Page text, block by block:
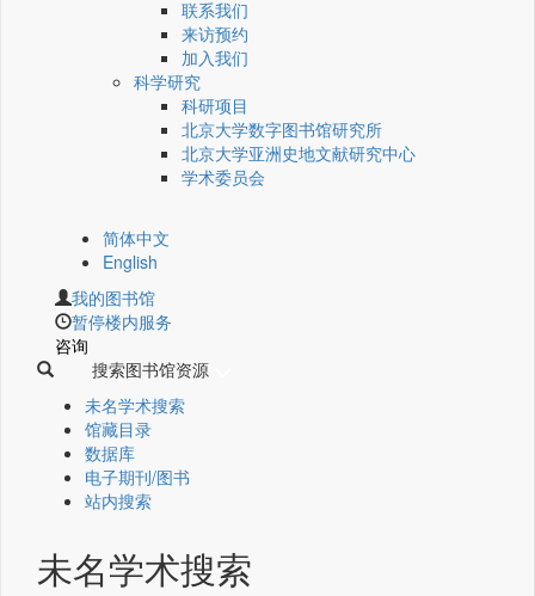
联系我们
来访预约
加入我们
科学研究
科研项目
北京大学数字图书馆研究所
北京大学亚洲史地文献研究中心
学术委员会
简体中文
English
我的图书馆
暂停楼内服务
咨询
搜索图书馆资源
未名学术搜索
馆藏目录
数据库
电子期刊/图书
站内搜索
未名学术搜索